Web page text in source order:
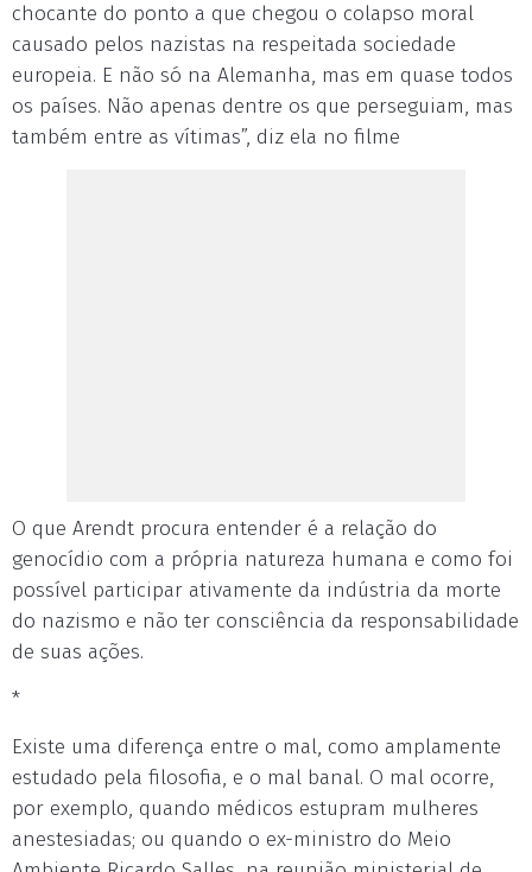
chocante do ponto a que chegou o colapso moral
causado pelos nazistas na respeitada sociedade
europeia. E não só na Alemanha, mas em quase todos
os países. Não apenas dentre os que perseguiam, mas
também entre as vítimas”, diz ela no filme
O que Arendt procura entender é a relação do
genocídio com a própria natureza humana e como foi
possível participar ativamente da indústria da morte
do nazismo e não ter consciência da responsabilidade
de suas ações.
*
Existe uma diferença entre o mal, como amplamente
estudado pela filosofia, e o mal banal. O mal ocorre,
por exemplo, quando médicos estupram mulheres
anestesiadas; ou quando o ex-ministro do Meio